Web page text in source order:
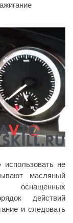
не
масляный
действий
и следовать